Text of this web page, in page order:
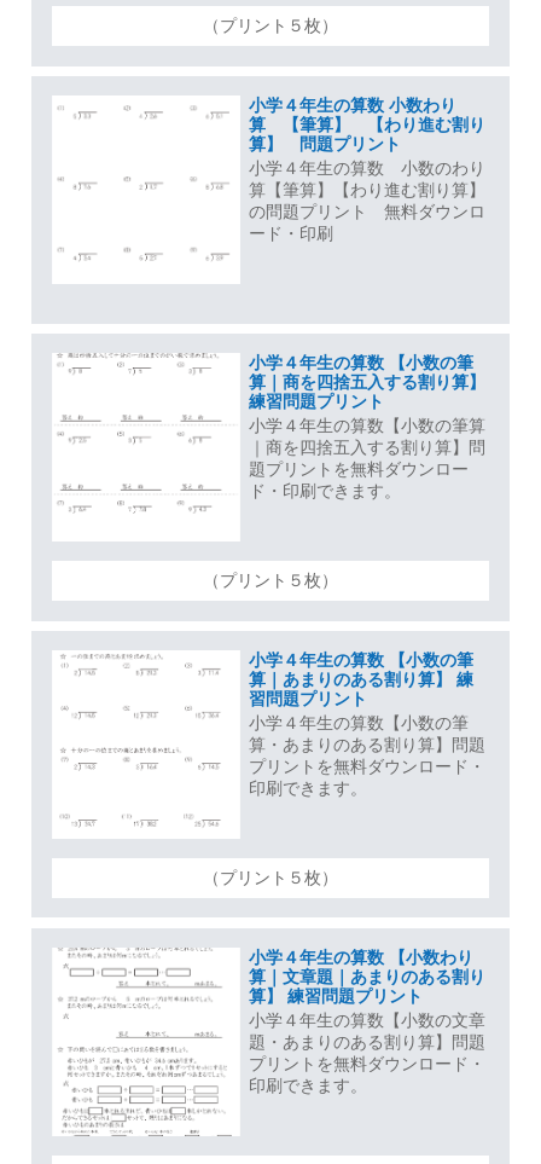
（プリント５枚）
小学４年生の算数 小数わり
算 【筆算】 【わり進む割り
算】 問題プリント
小学４年生の算数 小数のわり
算【筆算】【わり進む割り算】
の問題プリント 無料ダウンロ
ード・印刷
小学４年生の算数 【小数の筆
算｜商を四捨五入する割り算】
練習問題プリント
小学４年生の算数【小数の筆算
｜商を四捨五入する割り算】問
題プリントを無料ダウンロー
ド・印刷できます。
（プリント５枚）
小学４年生の算数 【小数の筆
算｜あまりのある割り算】 練
習問題プリント
小学４年生の算数【小数の筆
算・あまりのある割り算】問題
プリントを無料ダウンロード・
印刷できます。
（プリント５枚）
小学４年生の算数 【小数わり
算｜文章題｜あまりのある割り
算】 練習問題プリント
小学４年生の算数【小数の文章
題・あまりのある割り算】問題
プリントを無料ダウンロード・
印刷できます。